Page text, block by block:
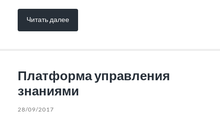
Читать далее
Платформа управления
знаниями
28/09/2017